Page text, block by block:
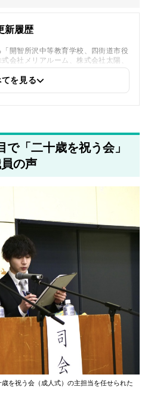
新履歴
開智所沢中等教育学校、四街道市役
会社メリアルーム、株式会社太陽、
ンクを追加しました
を見る
「二十歳を祝う会」
の声
を祝う会（成人式）の主担当を任せられた